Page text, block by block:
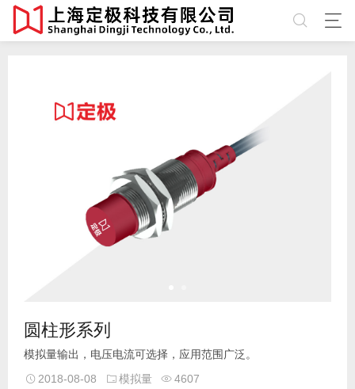
圆柱形系列
模拟量输出，电压电流可选择，应用范围广泛。
2018-08-08
模拟量 4607